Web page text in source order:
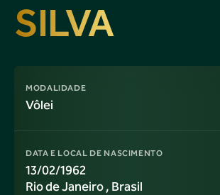
SILVA
MODALIDADE
Vôlei
DATA E LOCAL DE NASCIMENTO
13/02/1962
Rio de Janeiro, Brasil